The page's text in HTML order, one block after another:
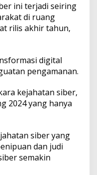
ini terjadi seiring
di ruang
rilis akhir tahun,
digital
pengamanan.
kejahatan siber,
2024 yang hanya
siber yang
dan judi
semakin